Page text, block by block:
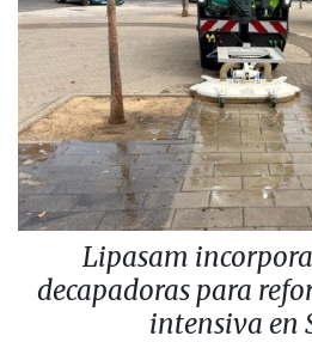
Lipasam
decapadoras para
intensiva en